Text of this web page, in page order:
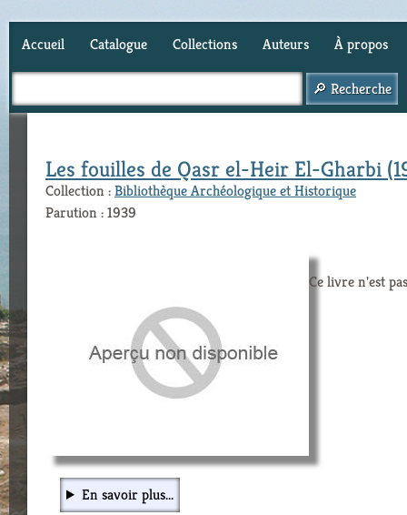
Accueil Catalogue Collections Auteurs À propos
Les fouilles de Qasr el-Heir El-Gharbi
Collection :Bibliothèque Archéologique et Historique
Parution : 1939
Ce livre n'est
En savoir plus...